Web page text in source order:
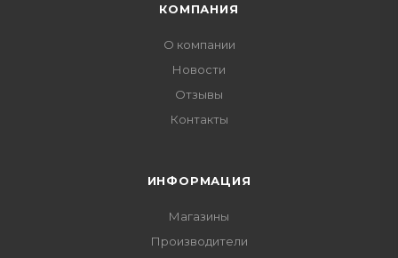
КОМПАНИЯ
О компании
Новости
Отзывы
Контакты
ИНФОРМАЦИЯ
Магазины
Производители